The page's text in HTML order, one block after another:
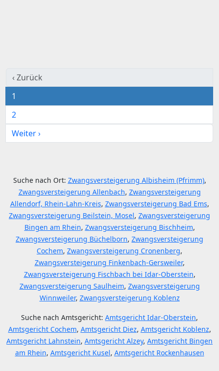
‹ Zurück
1
2
Weiter ›
Suche nach Ort: Zwangsversteigerung Albisheim (Pfrimm),
Zwangsversteigerung Allenbach, Zwangsversteigerung
Allendorf, Rhein-Lahn-Kreis, Zwangsversteigerung Bad Ems,
Zwangsversteigerung Beilstein, Mosel, Zwangsversteigerung
Bingen am Rhein, Zwangsversteigerung Bischheim,
Zwangsversteigerung Büchelborn, Zwangsversteigerung
Cochem, Zwangsversteigerung Cronenberg,
Zwangsversteigerung Finkenbach-Gersweiler,
Zwangsversteigerung Fischbach bei Idar-Oberstein,
Zwangsversteigerung Saulheim, Zwangsversteigerung
Winnweiler, Zwangsversteigerung Koblenz
Suche nach Amtsgericht: Amtsgericht Idar-Oberstein,
Amtsgericht Cochem, Amtsgericht Diez, Amtsgericht Koblenz,
Amtsgericht Lahnstein, Amtsgericht Alzey, Amtsgericht Bingen
am Rhein, Amtsgericht Kusel, Amtsgericht Rockenhausen